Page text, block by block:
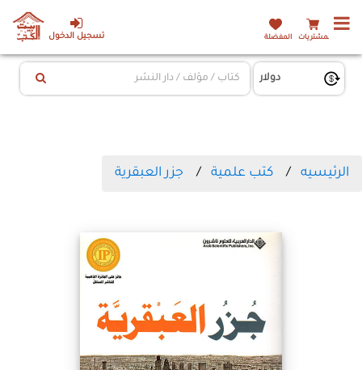
تسجيل الدخول المشتريات المفضلة
الرئيسيه كتب علمية جزر العبقرية